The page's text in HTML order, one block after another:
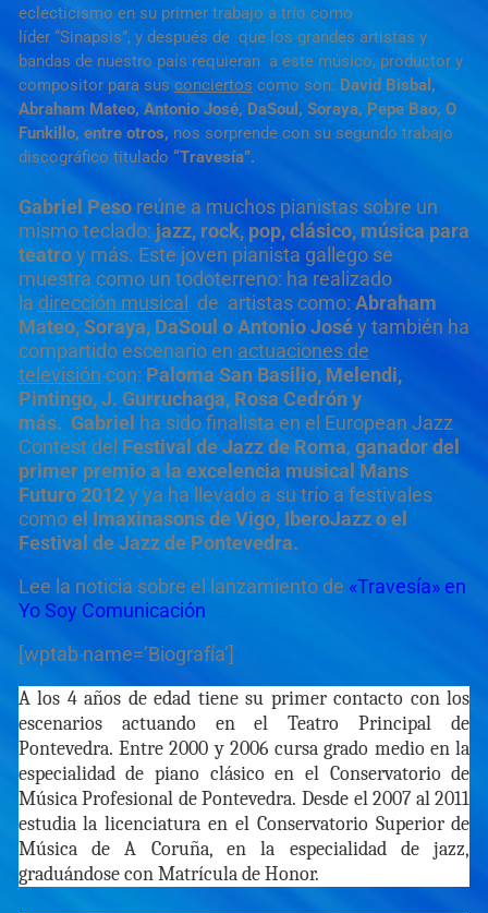
eclecticismo en su primer trabajo a trío como
líder “Sinapsis”, y después de que los grandes artistas y
bandas de nuestro país requieran a este músico, productor y
compositor para sus conciertos como son: David Bisbal,
Abraham Mateo, Antonio José, DaSoul, Soraya, Pepe Bao, O
Funkillo, entre otros, nos sorprende con su segundo trabajo
discográfico titulado “Travesía”.
Gabriel Pesoreúne a muchos pianistas sobre un
mismo teclado: jazz, rock, pop, clásico, música para
teatroy más. Este joven pianista gallego se
muestra como un todoterreno: ha realizado
la dirección musical de artistas como: Abraham
Mateo, Soraya, DaSoul o Antonio Joséy también ha
compartido escenario en actuaciones de
televisión con: Paloma San Basilio, Melendi,
Pintingo, J. Gurruchaga, Rosa Cedrón y
más. Gabriel ha sido finalista en el European Jazz
Contest del Festival de Jazz de Roma, ganador del
primer premio a la excelencia musical Mans
Futuro 2012y ya ha llevado a su trío a festivales
comoel Imaxinasons de Vigo, IberoJazz o el
Festival de Jazz de Pontevedra.
Lee la noticia sobre el lanzamiento de «Travesía» en
Yo Soy Comunicación
[wptab name=’Biografía’]
A los 4 años de edad tiene su primer contacto con los
escenarios actuando en el Teatro Principal de
Pontevedra. Entre 2000 y 2006 cursa grado medio en la
especialidad de piano clásico en el Conservatorio de
Música Profesional de Pontevedra. Desde el 2007 al 2011
estudia la licenciatura en el Conservatorio Superior de
Música de A Coruña, en la especialidad de jazz,
graduándose con Matrícula de Honor.